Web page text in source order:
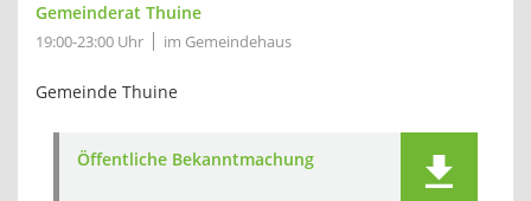
Gemeinderat Thuine
19:00-23:00 Uhr im Gemeindehaus
Gemeinde Thuine
Öffentliche Bekanntmachung